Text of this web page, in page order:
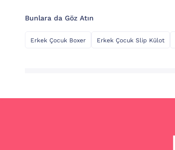
Bunlara da Göz Atın
Erkek Çocuk Boxer Erkek Çocuk Slip Külot